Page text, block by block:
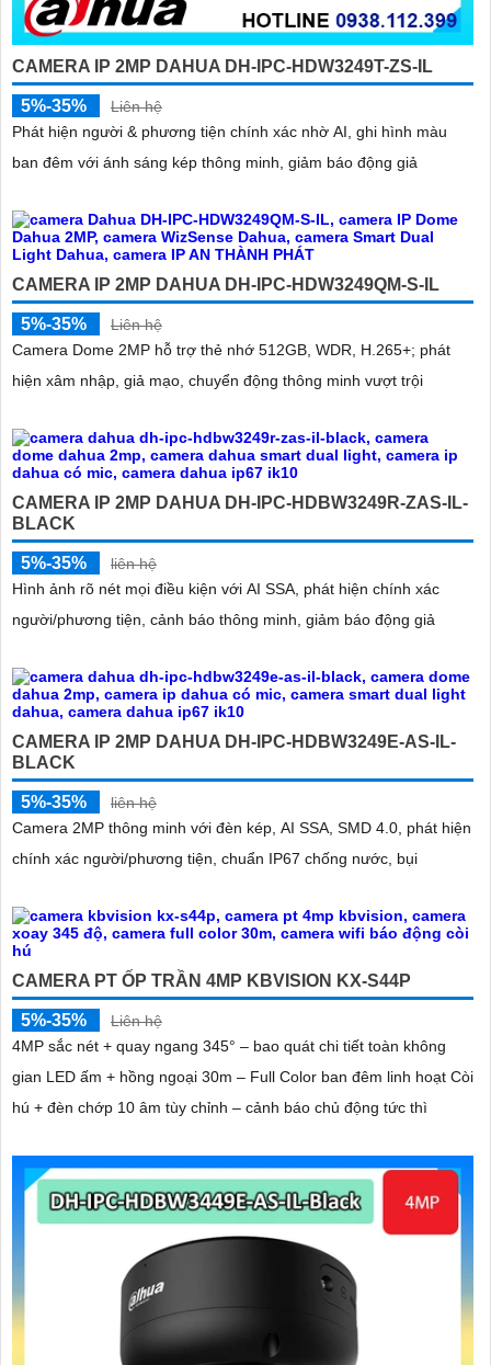
CAMERA IP 2MP DAHUA DH-IPC-HDW3249T-ZS-IL
5%-35%
Liên hệ
Phát hiện người & phương tiện chính xác nhờ AI, ghi hình màu
ban đêm với ánh sáng kép thông minh, giảm báo động giả
CAMERA IP 2MP DAHUA DH-IPC-HDW3249QM-S-IL
5%-35%
Liên hệ
Camera Dome 2MP hỗ trợ thẻ nhớ 512GB, WDR, H.265+; phát
hiện xâm nhập, giả mạo, chuyển động thông minh vượt trội
CAMERA IP 2MP DAHUA DH-IPC-HDBW3249R-ZAS-IL-
BLACK
5%-35%
liên hệ
Hình ảnh rõ nét mọi điều kiện với AI SSA, phát hiện chính xác
người/phương tiện, cảnh báo thông minh, giảm báo động giả
CAMERA IP 2MP DAHUA DH-IPC-HDBW3249E-AS-IL-
BLACK
5%-35%
liên hệ
Camera 2MP thông minh với đèn kép, AI SSA, SMD 4.0, phát hiện
chính xác người/phương tiện, chuẩn IP67 chống nước, bụi
CAMERA PT ỐP TRẦN 4MP KBVISION KX-S44P
5%-35%
Liên hệ
4MP sắc nét + quay ngang 345° – bao quát chi tiết toàn không
gian LED ấm + hồng ngoại 30m – Full Color ban đêm linh hoạt Còi
hú + đèn chớp 10 âm tùy chỉnh – cảnh báo chủ động tức thì